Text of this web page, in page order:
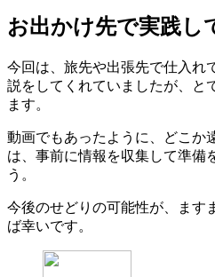
お出かけ先で実践し
今回は、旅先や出張先で仕入れ
説をしてくれていましたが、と
ます。
動画でもあったように、どこか
は、事前に情報を収集して準備
う。
今後のせどりの可能性が、ます
ば幸いです。